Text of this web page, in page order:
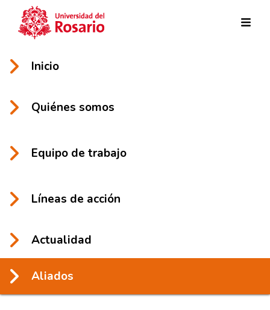
Inicio
Quiénes somos
Equipo de trabajo
Líneas de acción
Actualidad
Aliados